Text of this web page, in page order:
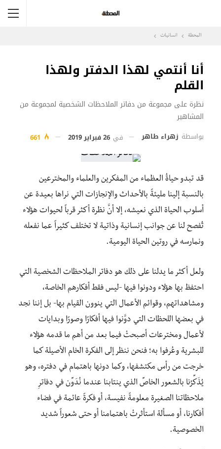
المحطة انسانيات
أنا أنتمي لهذا الدفتر ولهذا
القلم
نظرة على مجموعة من دفاتر الملاحظات الشخصية لمجموعة من
المشاهير
بواسطة زهراء طاهر في 26 فبراير 2019
قد تبدو حياةُ العظماء من المفكرين والعلماء والمخترعين
بالنسبة إلينا مليئةً بالأحداث والإنجازات التي نراها بعيدة عن
أسلوب الحياة الذي نعيشه، إلا أنَّ نظرة أكثر قرباً لحيوات هؤلاء
تُفصح لنا عن جوانب إنسانية وذاتية لا تختلف كثيراً عما نفعله
ونمارسه في روتين الحياة اليومية.
ولعل أكثر ما يدلنا على ذلك هو دفاتر الملاحظات الشخصية التي
احتفظ بها هؤلاء ودونوا فيها -ليس فقط أفكارهم الخاصة،
ومشاهداتهم، وقوائم الأعمال التي ينوون القيام بها- بل إننا نجد
في بعضها اللحظات التي دوَّنوا فيها أفكارًا وصورًا وبدايات
لأعمال ومخترعات أصبحتْ فيما بعد من أهم ما قدمه هؤلاء
للبشرية وعُرفوا به؛ فنحن ننظر إلى الفكرة الخام الأصيلة كما
خرجت من رأس مكتشفها، وكما دونها باهتمام في دفتره، وهو
يُذَكِّرُنا بالشعور الخاصِّ الذي ينتابنا عندما نُدَوِّن في دفاترِ
ملاحظاتنا الصغيرة معلومةً نفيسة، أو فكرةً عائمة في فضاء
أفكارنا، أو مسألة استأثرتْ باهتمامنا أو حتى شعوراً شديد
الخصوصية.